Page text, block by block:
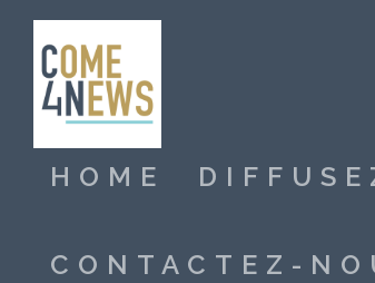
HOME
CONTACTEZ-